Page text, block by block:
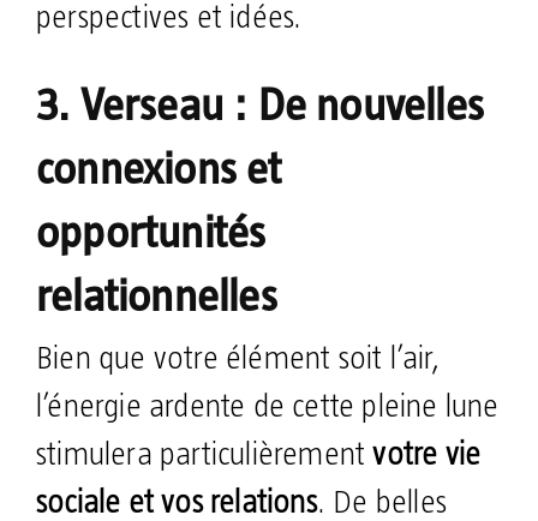
perspectives et idées.
3. Verseau : De nouvelles
connexions et
opportunités
relationnelles
Bien que votre élément soit l’air,
l’énergie ardente de cette pleine lune
stimulera particulièrementvotre vie
sociale et vos relations. De belles